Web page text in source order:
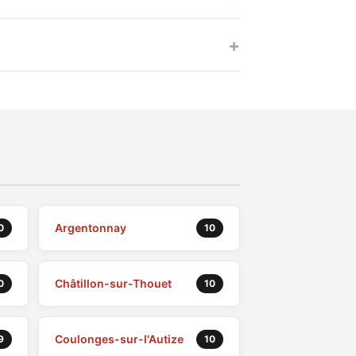
Argentonnay 10
Châtillon-sur-Thouet 10
Coulonges-sur-l'Autize 10